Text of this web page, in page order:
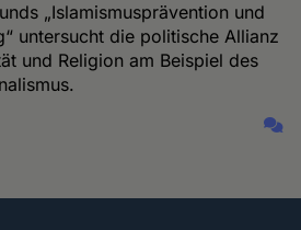
„Islamismusprävention und
untersucht die politische Allianz
und Religion am Beispiel des